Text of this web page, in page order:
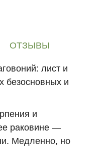
ОТЗЫВЫ
лист и
безосновных и
и
раковине —
Медленно, но